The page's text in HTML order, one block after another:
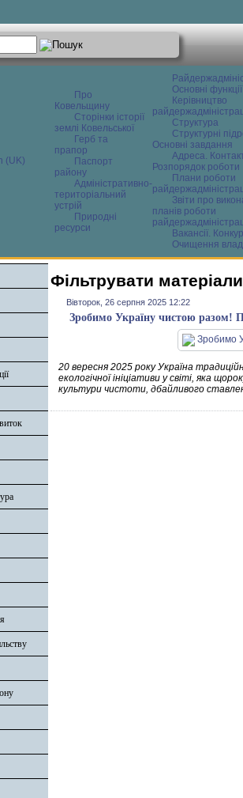
Про
Ковельщину
Сторінки історії
землі Ковельської
Герб та
прапор
Паспорт
району
Адміністративно-
територіальний
устрій
Природні
ресурси
Основні функції
Керівництво
Структура
Структурні
Основні завдання
Адреса.
Розпорядок роботи
Плани роботи
Звіти про
планів роботи
Вакансії.
Очищення
Фільтрувати
Вівторок, 26 серпня 2025 12:22
Зробимо Україну чистою разом!
20 вересня 2025 року Україна
екологічної ініціативи у світі, яка
культури чистоти, дбайливого